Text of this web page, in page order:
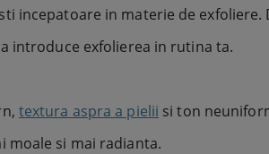
incepatoare in materie de
introduce exfolierea in rutina ta.
textura aspra a pielii si ton
moale si mai radianta.